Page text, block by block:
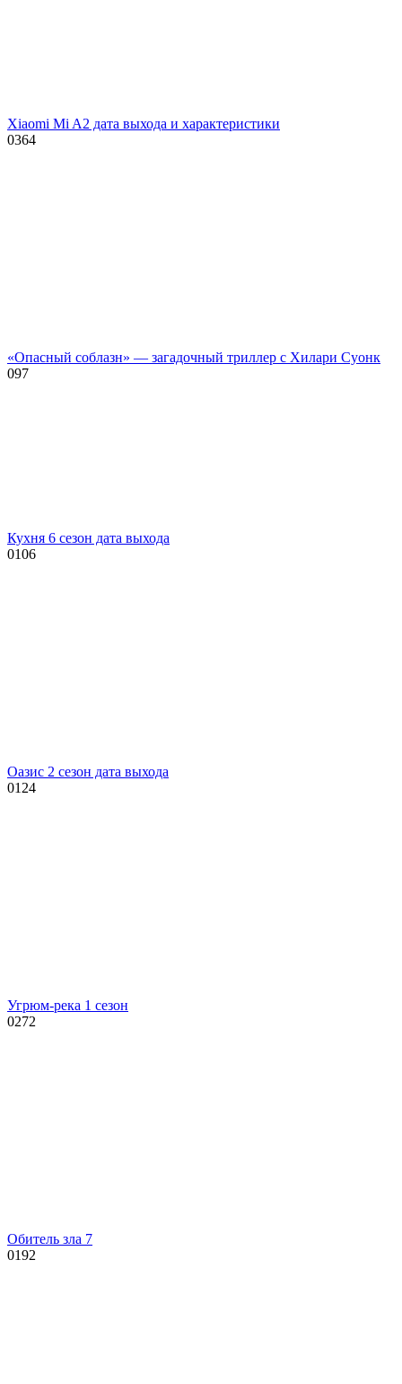
Xiaomi Mi A2 дата выхода и характеристики
0364
«Опасный соблазн» — загадочный триллер с Хилари Суонк
097
Кухня 6 сезон дата выхода
0106
Оазис 2 сезон дата выхода
0124
Угрюм-река 1 сезон
0272
Обитель зла 7
0192